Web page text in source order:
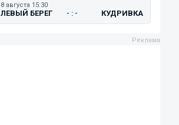
8 августа 15:30
ЛЕВЫЙ БЕРЕГ - : - КУДРИВКА